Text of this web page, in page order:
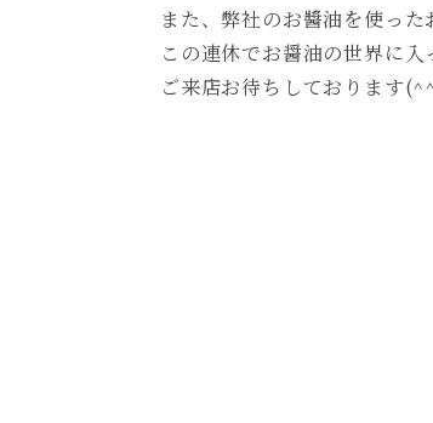
また、弊社のお醬油を使った
この連休でお醤油の世界に
ご来店お待ちしております